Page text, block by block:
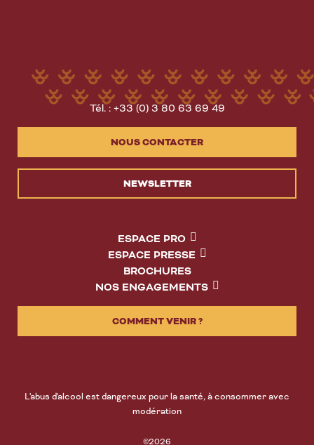
Tél. : +33 (0) 3 80 63 69 49
NOUS CONTACTER
NEWSLETTER
ESPACE PRO
ESPACE PRESSE
BROCHURES
NOS ENGAGEMENTS
COMMENT VENIR ?
L'abus d'alcool est dangereux pour la santé, à consommer avec
modération
©2026